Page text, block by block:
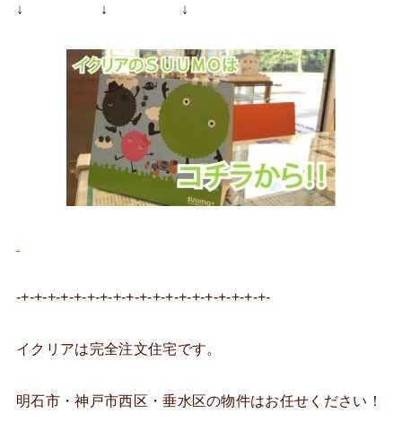
↓ ↓ ↓
-+-+-+-+-+-+-+-+-+-+-+-+-+-+-+-+-+-+-+-
イクリアは完全注文住宅です。
明石市・神戸市西区・垂水区の物件はお任せください！